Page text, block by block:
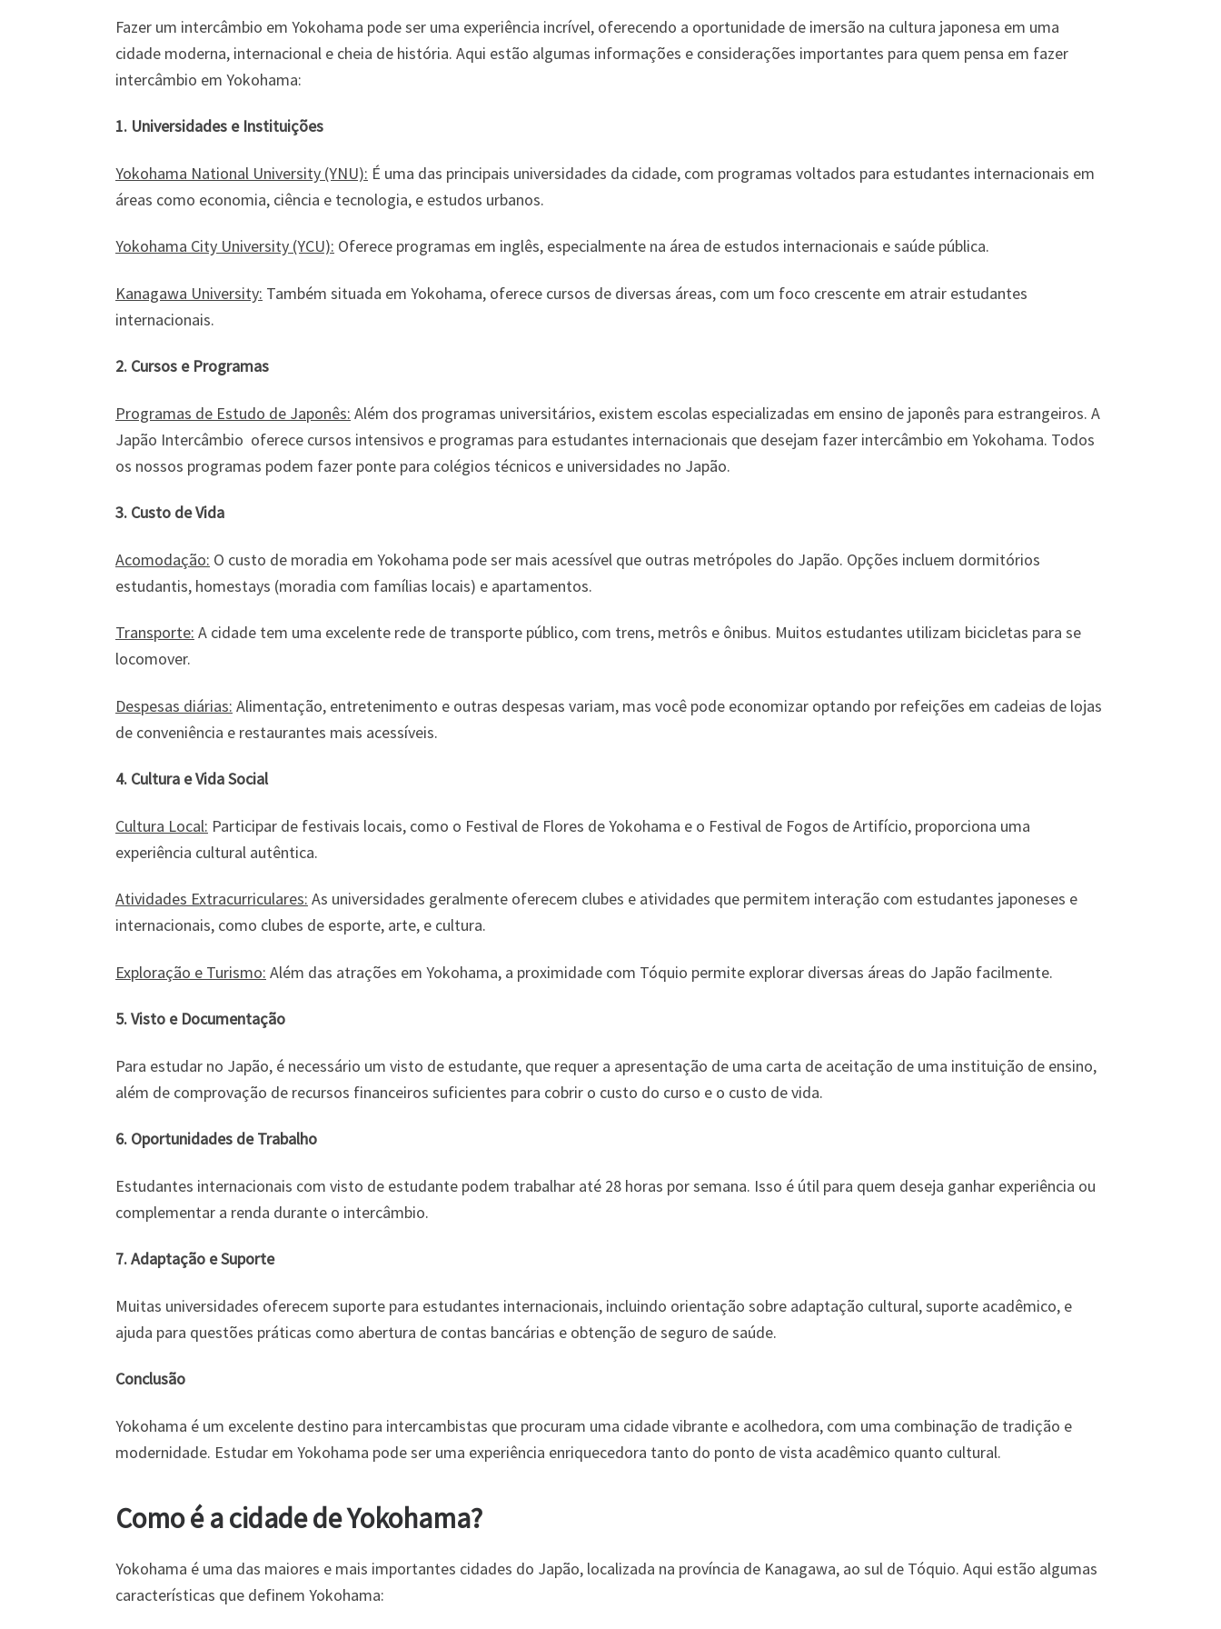
Fazer um intercâmbio em Yokohama pode ser uma experiência incrível, oferecendo a oportunidade de imersão na cultura japonesa em uma
cidade moderna, internacional e cheia de história. Aqui estão algumas informações e considerações importantes para quem pensa em fazer
intercâmbio em Yokohama:
1. Universidades e Instituições
Yokohama National University (YNU): É uma das principais universidades da cidade, com programas voltados para estudantes internacionais em
áreas como economia, ciência e tecnologia, e estudos urbanos.
Yokohama City University (YCU): Oferece programas em inglês, especialmente na área de estudos internacionais e saúde pública.
Kanagawa University: Também situada em Yokohama, oferece cursos de diversas áreas, com um foco crescente em atrair estudantes
internacionais.
2. Cursos e Programas
Programas de Estudo de Japonês: Além dos programas universitários, existem escolas especializadas em ensino de japonês para estrangeiros. A
Japão Intercâmbio oferece cursos intensivos e programas para estudantes internacionais que desejam fazer intercâmbio em Yokohama. Todos
os nossos programas podem fazer ponte para colégios técnicos e universidades no Japão.
3. Custo de Vida
Acomodação: O custo de moradia em Yokohama pode ser mais acessível que outras metrópoles do Japão. Opções incluem dormitórios
estudantis, homestays (moradia com famílias locais) e apartamentos.
Transporte: A cidade tem uma excelente rede de transporte público, com trens, metrôs e ônibus. Muitos estudantes utilizam bicicletas para se
locomover.
Despesas diárias: Alimentação, entretenimento e outras despesas variam, mas você pode economizar optando por refeições em cadeias de lojas
de conveniência e restaurantes mais acessíveis.
4. Cultura e Vida Social
Cultura Local: Participar de festivais locais, como o Festival de Flores de Yokohama e o Festival de Fogos de Artifício, proporciona uma
experiência cultural autêntica.
Atividades Extracurriculares: As universidades geralmente oferecem clubes e atividades que permitem interação com estudantes japoneses e
internacionais, como clubes de esporte, arte, e cultura.
Exploração e Turismo: Além das atrações em Yokohama, a proximidade com Tóquio permite explorar diversas áreas do Japão facilmente.
5. Visto e Documentação
Para estudar no Japão, é necessário um visto de estudante, que requer a apresentação de uma carta de aceitação de uma instituição de ensino,
além de comprovação de recursos financeiros suficientes para cobrir o custo do curso e o custo de vida.
6. Oportunidades de Trabalho
Estudantes internacionais com visto de estudante podem trabalhar até 28 horas por semana. Isso é útil para quem deseja ganhar experiência ou
complementar a renda durante o intercâmbio.
7. Adaptação e Suporte
Muitas universidades oferecem suporte para estudantes internacionais, incluindo orientação sobre adaptação cultural, suporte acadêmico, e
ajuda para questões práticas como abertura de contas bancárias e obtenção de seguro de saúde.
Conclusão
Yokohama é um excelente destino para intercambistas que procuram uma cidade vibrante e acolhedora, com uma combinação de tradição e
modernidade. Estudar em Yokohama pode ser uma experiência enriquecedora tanto do ponto de vista acadêmico quanto cultural.
Como é a cidade de Yokohama?
Yokohama é uma das maiores e mais importantes cidades do Japão, localizada na província de Kanagawa, ao sul de Tóquio. Aqui estão algumas
características que definem Yokohama: